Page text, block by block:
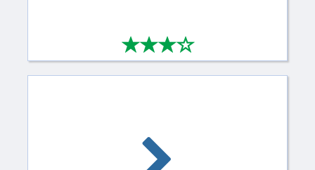
****
3/4